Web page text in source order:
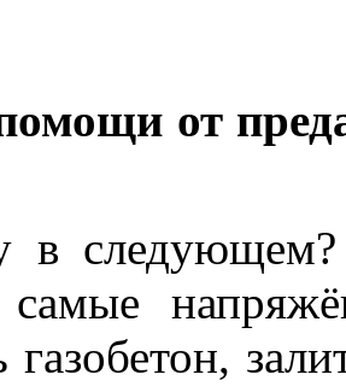
от
в
самые
газобетон,